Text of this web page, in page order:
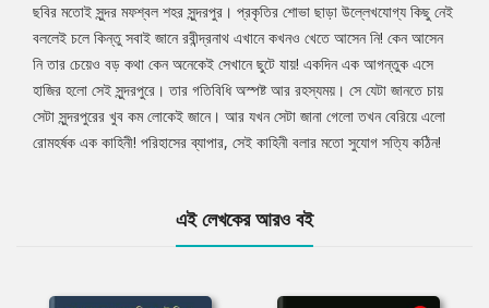
Tab
Article
ছবির মতোই সুন্দর মফশ্বল শহর সুন্দরপুর। প্রকৃতির শোভা ছাড়া উল্লেখযোগ্য কিছু নেই
বললেই চলে কিন্তু সবাই জানে রবীন্দ্রনাথ এখানে কখনও খেতে আসেন নি! কেন আসেন
নি তার চেয়েও বড় কথা কেন অনেকেই সেখানে ছুটে যায়! একদিন এক আগন্তুক এসে
হাজির হলো সেই সুন্দরপুরে। তার গতিবিধি অস্পষ্ট আর রহস্যময়। সে যেটা জানতে চায়
সেটা সুন্দরপুরের খুব কম লোকেই জানে। আর যখন সেটা জানা গেলো তখন বেরিয়ে এলো
রোমহর্ষক এক কাহিনী! পরিহাসের ব্যাপার, সেই কাহিনী বলার মতো সুযোগ সত্যি কঠিন!
এই লেখকের আরও বই